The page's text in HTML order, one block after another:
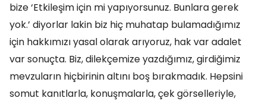
bize ‘Etkileşim için mi yapıyorsunuz. Bunlara gerek
yok.’ diyorlar lakin biz hiç muhatap bulamadığımız
için hakkımızı yasal olarak arıyoruz, hak var adalet
var sonuçta. Biz, dilekçemize yazdığımız, girdiğimiz
mevzuların hiçbirinin altını boş bırakmadık. Hepsini
somut kanıtlarla, konuşmalarla, çek görselleriyle,